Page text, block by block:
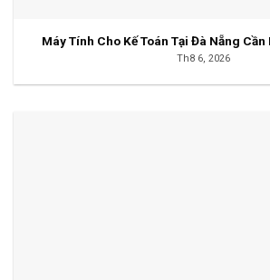
Máy Tính Cho Kế Toán Tại Đà Nẵng
Th8 6, 2026